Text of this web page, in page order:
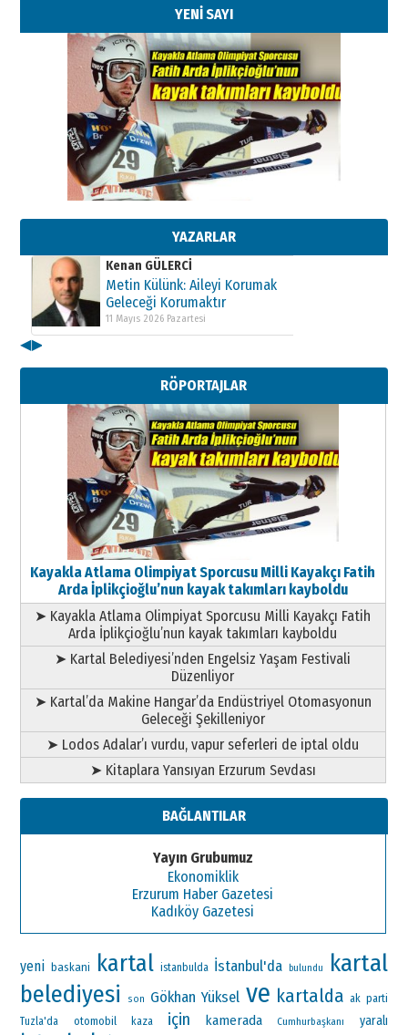
YENİ SAYI
YAZARLAR
Kenan GÜLERCİ
Metin Külünk: Aileyi Korumak
11 Mayıs 2026 Pazartesi
Kenan GÜLERCİ
Metin Külünk: Aileyi Korumak
Geleceği Korumaktır
11 Mayıs 2026 Pazartesi
Metin Külünk: Aileyi Korumak
Geleceği Korumaktır
11 Mayıs 2026 Pazartesi
◀▶
RÖPORTAJLAR
Kayakla Atlama Olimpiyat Sporcusu Milli Kayakçı Fatih
Arda İplikçioğlu’nun kayak takımları kayboldu
➤ Kayakla Atlama Olimpiyat Sporcusu Milli Kayakçı Fatih
Arda İplikçioğlu’nun kayak takımları kayboldu
➤ Kartal Belediyesi’nden Engelsiz Yaşam Festivali
Düzenliyor
➤ Kartal’da Makine Hangar’da Endüstriyel Otomasyonun
Geleceği Şekilleniyor
➤ Lodos Adalar’ı vurdu, vapur seferleri de iptal oldu
➤ Kitaplara Yansıyan Erzurum Sevdası
BAĞLANTILAR
Yayın Grubumuz
Ekonomiklik
Erzurum Haber Gazetesi
Kadıköy Gazetesi
yeni baskani kartal istanbulda İstanbul'da bulundu
kartal
belediyesi
son Gökhan Yüksel ve kartalda ak parti
Tuzla'da otomobil kaza için kamerada Cumhurbaşkanı yaralı